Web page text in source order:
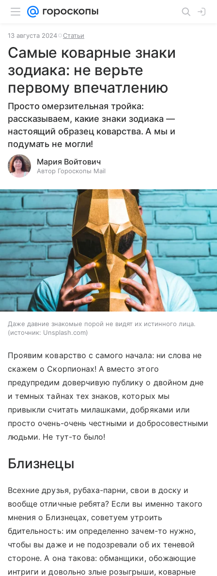
13 августа 2024 Статьи
Самые коварные знаки
зодиака: не верьте
первому впечатлению
Просто омерзительная тройка:
рассказываем, какие знаки зодиака —
настоящий образец коварства. А мы и
подумать не могли!
Мария Войтович
Автор Гороскопы Mail
Даже давние знакомые порой не видят их истинного лица.
источник: Unsplash.com
Проявим коварство с самого начала: ни слова не
скажем о Скорпионах! А вместо этого
предупредим доверчивую публику о двойном дне
и темных тайнах тех знаков, которых мы
привыкли считать милашками, добряками или
просто очень-очень честными и добросовестными
людьми. Не тут-то было!
Близнецы
Всехние друзья, рубаха-парни, свои в доску и
вообще отличные ребята? Если вы именно такого
мнения о Близнецах, советуем утроить
бдительность: им определенно зачем-то нужно,
чтобы вы даже и не подозревали об их теневой
стороне. А она такова: обманщики, обожающие
интриги и довольно злые розыгрыши, коварные